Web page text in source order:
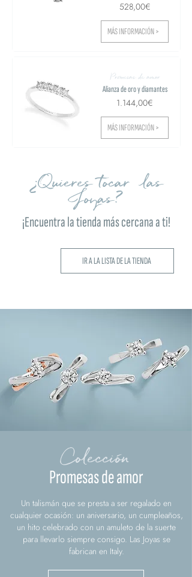
528,00€
MÁS INFORMACIÓN >
Promesas de amor
Alianza de oro y diamantes
1.144,00€
MÁS INFORMACIÓN >
¿Quieres tocar las
Joyas?
¡Encuentra la tienda más cercana a ti!
IR A LA LISTA DE LA TIENDA
Colección
Promesas de amor
Un talismán que se presta a ser regalado en
cualquier ocasión: un aniversario, un cumpleaños,
un hito celebrado con un amuleto de la suerte
para llevarlo siempre consigo. Las Joyas se
fabrican en Italy.